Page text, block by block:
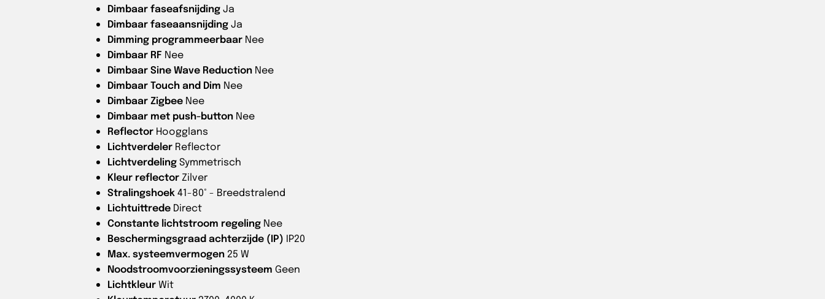
Dimbaar faseafsnijdingJa
Dimbaar faseaansnijdingJa
Dimming programmeerbaar Nee
Dimbaar RF Nee
Dimbaar Sine Wave Reduction Nee
Dimbaar Touch and Dim Nee
Dimbaar Zigbee Nee
Dimbaar met push-button Nee
Reflector Hoogglans
Lichtverdeler Reflector
LichtverdelingSymmetrisch
Kleur reflector Zilver
Stralingshoek41-80° - Breedstralend
Lichtuittrede Direct
Constante lichtstroom regeling Nee
Beschermingsgraad achterzijde (IP) IP20
Max. systeemvermogen 25 W
Noodstroomvoorzieningssysteem Geen
LichtkleurWit